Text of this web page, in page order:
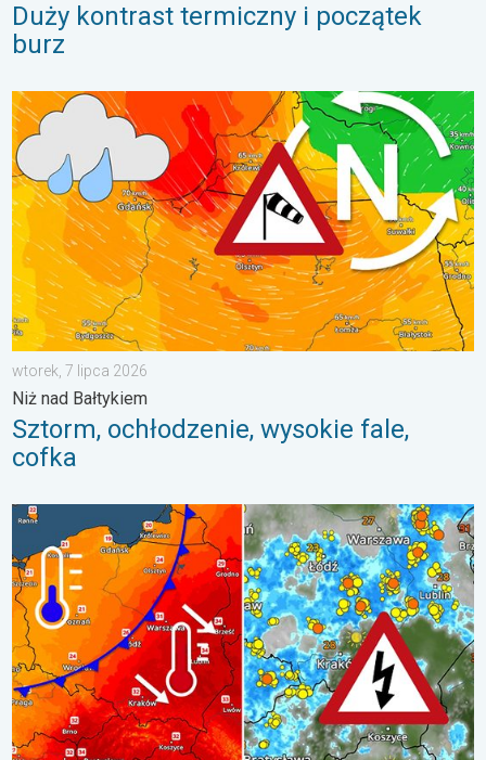
Duży kontrast termiczny i początek
burz
Sztorm, ochłodzenie, wysokie fale, cofka. Niż nad Bałtykiem.
wtorek, 7 lipca 2026
Niż nad Bałtykiem
Sztorm, ochłodzenie, wysokie fale,
cofka
Groźne burze na pożegnanie upałów. Ochłodzenie i burze. . .